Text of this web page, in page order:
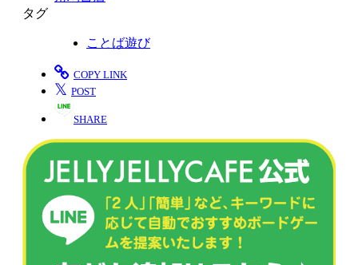
タグ
ことば遊び
COPY LINK
𝕏 POST
SHARE